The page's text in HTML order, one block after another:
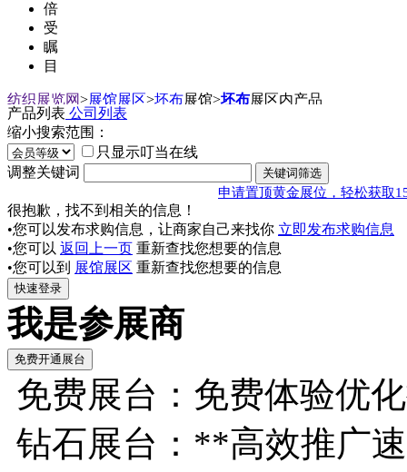
倍
受
瞩
目
纺织展览网>展馆展区>坯布展馆>坯布展区内产品
产品列表 公司列表
缩小搜索范围：
只显示叮当在线
调整关键词
申请置顶黄金展位，轻松获取
很抱歉，找不到相关的信息！
•您可以发布求购信息，让商家自己来找你 立即发布求购信息
•您可以 返回上一页 重新查找您想要的信息
•您可以到 展馆展区 重新查找您想要的信息
我是参展商
免费展台：免费体验优
钻石展台：**高效推广